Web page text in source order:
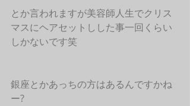
とか言われますが美容師人生でクリス
マスにヘアセットしした事一回くらい
しかないです笑
銀座とかあっちの方はあるんですかね
ー?